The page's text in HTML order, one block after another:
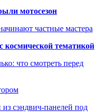
мотосезон
частные мастера
космической тематикой
что смотреть перед
из сэндвич-панелей под